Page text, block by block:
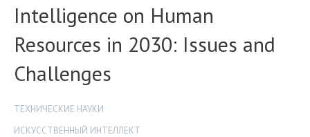
Intelligence on Human
Resources in 2030: Issues and
Challenges
ТЕХНИЧЕСКИЕ НАУКИ
ИСКУССТВЕННЫЙ ИНТЕЛЛЕКТ